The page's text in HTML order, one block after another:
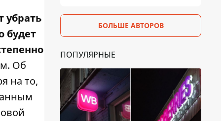
убрать
будет
Об
на то,
БОЛЬШЕ АВТОРОВ
ПОПУЛЯРНЫЕ